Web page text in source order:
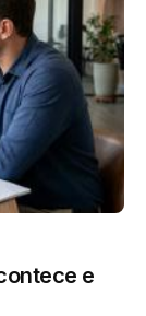
e